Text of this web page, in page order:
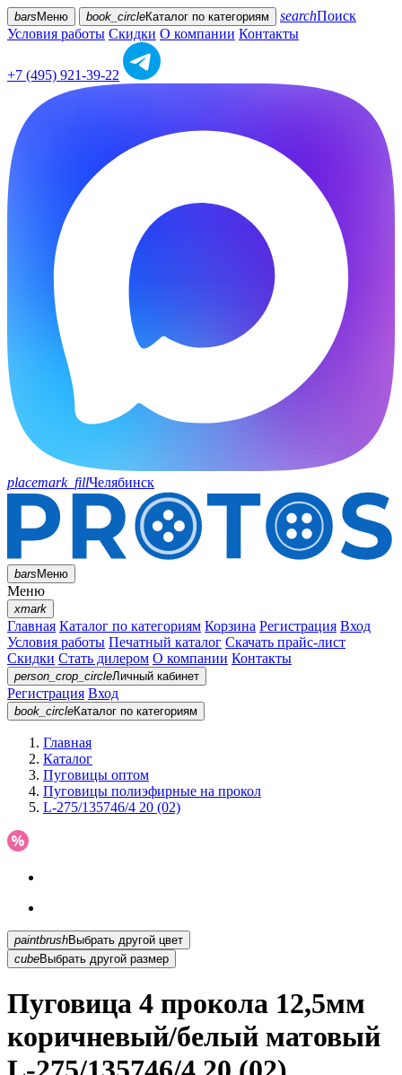
bars Меню book_circleКаталог по категориям searchПоиск
Условия работы Скидки О компании Контакты
+7 (495) 921-39-22
placemark_fillЧелябинск
barsМеню
Меню
xmark
Главная Каталог по категориям Корзина Регистрация Вход
Условия работы Печатный каталог Скачать прайс-лист
Скидки Стать дилером О компании Контакты
person_crop_circleЛичный кабинет
Регистрация Вход
book_circleКаталог по категориям
Главная
Каталог
Пуговицы оптом
Пуговицы полиэфирные на прокол
L-275/135746/4 20 (02)
paintbrush
Выбрать другой цвет
cubeВыбрать другой размер
Пуговица 4 прокола 12,5мм
коричневый/белый матовый